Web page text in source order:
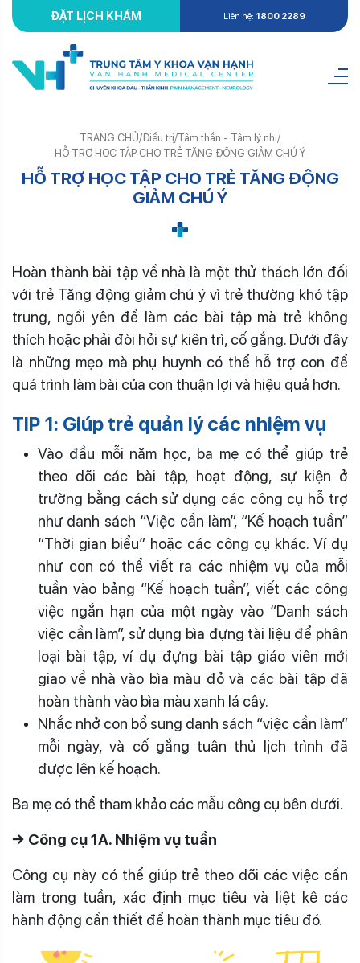
ĐẶT LỊCH KHÁM Liên hệ: 1800 2289
TRANG CHỦ/Điều trị/Tâm thần - Tâm lý nhi/
HỖ TRỢ HỌC TẬP CHO TRẺ TĂNG ĐỘNG GIẢM CHÚ Ý
HỖ TRỢ HỌC TẬP CHO TRẺ TĂNG ĐỘNG
GIẢM CHÚ Ý
Hoàn thành bài tập về nhà là một thử thách lớn đối
với trẻ Tăng động giảm chú ý vì trẻ thường khó tập
trung, ngồi yên để làm các bài tập mà trẻ không
thích hoặc phải đòi hỏi sự kiên trì, cố gắng. Dưới đây
là những mẹo mà phụ huynh có thể hỗ trợ con để
quá trình làm bài của con thuận lợi và hiệu quả hơn.
TIP 1: Giúp trẻ quản lý các nhiệm vụ
Vào đầu mỗi năm học, ba mẹ có thể giúp trẻ
theo dõi các bài tập, hoạt động, sự kiện ở
trường bằng cách sử dụng các công cụ hỗ trợ
như danh sách “Việc cần làm”, “Kế hoạch tuần”
“Thời gian biểu” hoặc các công cụ khác. Ví dụ
như con có thể viết ra các nhiệm vụ của mỗi
tuần vào bảng “Kế hoạch tuần”, viết các công
việc ngắn hạn của một ngày vào “Danh sách
việc cần làm”, sử dụng bìa đựng tài liệu để phân
loại bài tập, ví dụ đựng bài tập giáo viên mới
giao về nhà vào bìa màu đỏ và các bài tập đã
hoàn thành vào bìa màu xanh lá cây.
Nhắc nhở con bổ sung danh sách “việc cần làm”
mỗi ngày, và cố gắng tuân thủ lịch trình đã
được lên kế hoạch.
Ba mẹ có thể tham khảo các mẫu công cụ bên dưới.
→ Công cụ 1A. Nhiệm vụ tuần
Công cụ này có thể giúp trẻ theo dõi các việc cần
làm trong tuần, xác định mục tiêu và liệt kê các
hành động cần thiết để hoàn thành mục tiêu đó.